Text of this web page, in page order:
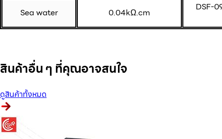
Sea water 0.04kΩ.cm DSF-
สินค้าอื่น ๆ ที่คุณอาจสนใจ
ดูสินค้าทั้งหมด